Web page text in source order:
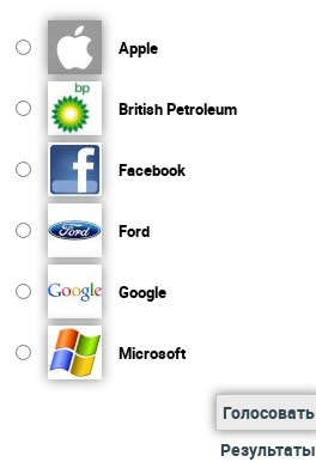
Apple
British Petroleum
Facebook
Ford
Google
Microsoft
Голосовать
Результаты